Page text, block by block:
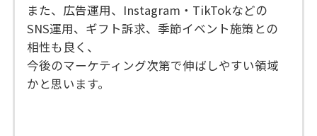
また、広告運用、Instagram・TikTokなどの
SNS運用、ギフト訴求、季節イベント施策との
相性も良く、
今後のマーケティング次第で伸ばしやすい領域
かと思います。